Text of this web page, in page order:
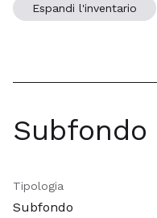
Espandi l'inventario
Subfondo
Tipologia
Subfondo